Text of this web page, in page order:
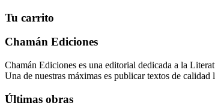
Tu carrito
Chamán Ediciones
Chamán Ediciones es una editorial dedicada a la
Una de nuestras máximas es publicar textos de
Últimas obras